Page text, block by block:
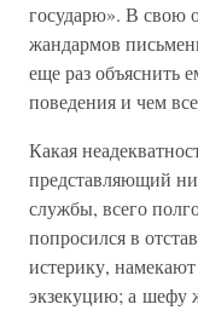
государю». В свою
жандармов
еще раз объяснить
поведения и чем
Какая
представляющий
службы, всего
попросился в
истерику,
экзекуцию; а шефу